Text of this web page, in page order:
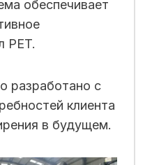
обеспечивает
PET.
разработано с
клиента
в будущем.